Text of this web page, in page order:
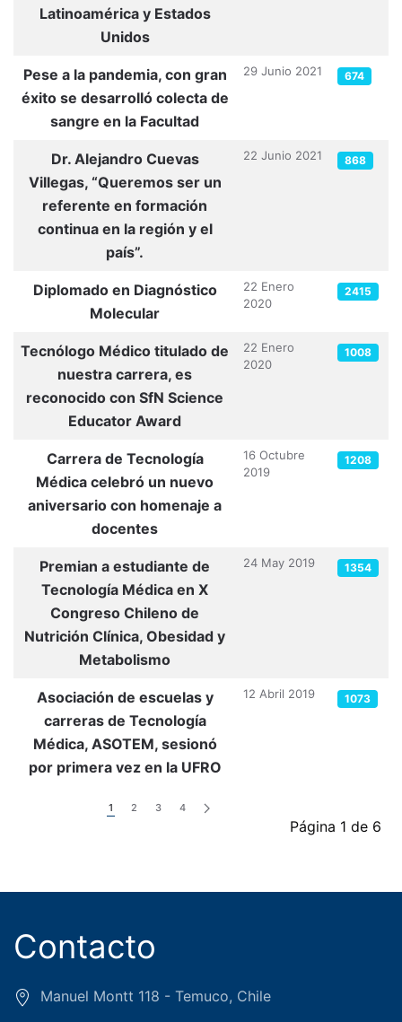
Latinoamérica y Estados
Unidos
Pese a la pandemia, con gran
éxito se desarrolló colecta de
sangre en la Facultad
29 Junio 2021 674
Dr. Alejandro Cuevas
Villegas, “Queremos ser un
referente en formación
continua en la región y el
país”.
22 Junio 2021 868
Diplomado en Diagnóstico
Molecular
22 Enero
2020
2415
Tecnólogo Médico titulado de
nuestra carrera, es
reconocido con SfN Science
Educator Award
22 Enero
2020
1008
Carrera de Tecnología
Médica celebró un nuevo
aniversario con homenaje a
docentes
16 Octubre
2019
1208
Premian a estudiante de
Tecnología Médica en X
Congreso Chileno de
Nutrición Clínica, Obesidad y
Metabolismo
24 May 2019 1354
Asociación de escuelas y
carreras de Tecnología
Médica, ASOTEM, sesionó
por primera vez en la UFRO
12 Abril 2019 1073
Página 1 de 6
1 2 3 4
Contacto
Manuel Montt 118 - Temuco, Chile